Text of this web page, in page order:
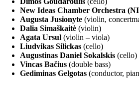
New Ideas Chamber Orchestra
Augusta Jusionyte (violin,
Dalia Simaškaitė (violin)
Agata Ursul (violin – viola)
Liudvikas Silickas (cello)
Augustinas Daniel Sokalskis (cello)
Vincas Bačius (double bass)
Gediminas Gelgotas (conductor,